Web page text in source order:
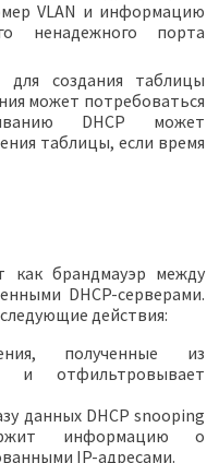
VLAN и информацию
ненадежного порта
создания таблицы
может потребоваться
DHCP может
таблицы, если время
как брандмауэр между
DHCP-серверами.
действия:
полученные из
и отфильтровывает
данных DHCP snooping
информацию о
IP-адресами.